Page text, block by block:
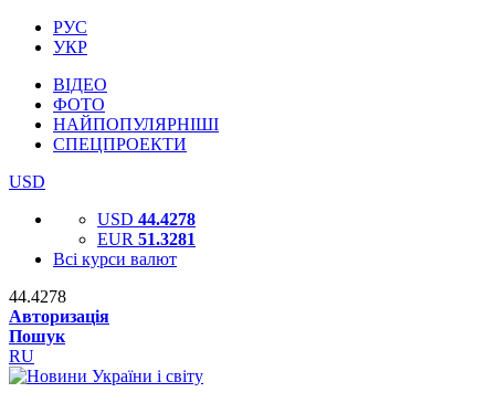
РУС
УКР
ВІДЕО
ФОТО
НАЙПОПУЛЯРНІШІ
СПЕЦПРОЕКТИ
USD
USD 44.4278
EUR 51.3281
Всі курси валют
44.4278
Авторизація
Пошук
RU